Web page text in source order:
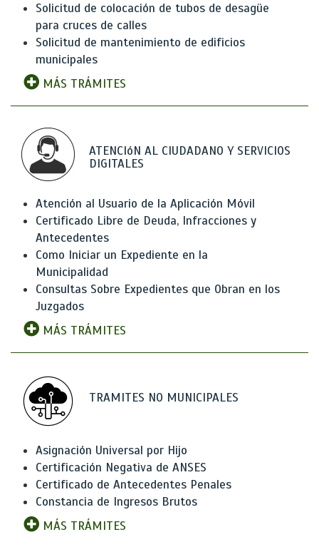
Solicitud de colocación de tubos de desagüe
para cruces de calles
Solicitud de mantenimiento de edificios
municipales
MÁS TRÁMITES
ATENCIóN AL CIUDADANO Y SERVICIOS
DIGITALES
Atención al Usuario de la Aplicación Móvil
Certificado Libre de Deuda, Infracciones y
Antecedentes
Como Iniciar un Expediente en la
Municipalidad
Consultas Sobre Expedientes que Obran en los
Juzgados
MÁS TRÁMITES
TRAMITES NO MUNICIPALES
Asignación Universal por Hijo
Certificación Negativa de ANSES
Certificado de Antecedentes Penales
Constancia de Ingresos Brutos
MÁS TRÁMITES